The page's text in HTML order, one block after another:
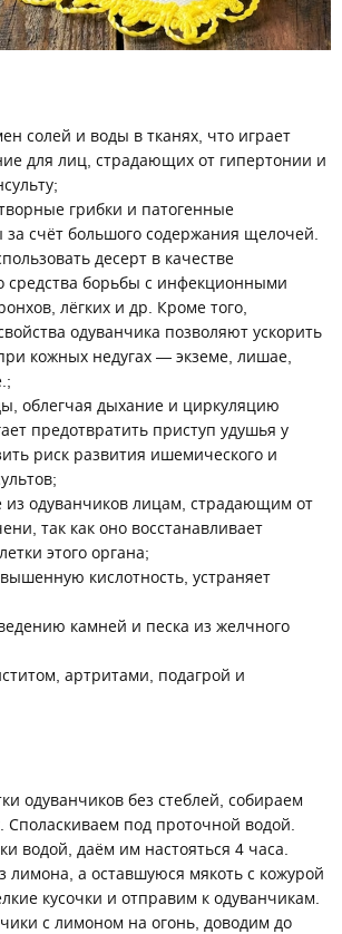
солей и воды в тканях, что играет
для лиц, страдающих от гипертонии и
грибки и патогенные
счёт большого содержания щелочей.
десерт в качестве
средства борьбы с инфекционными
лёгких и др. Кроме того,
одуванчика позволяют ускорить
кожных недугах — экземе, лишае,
облегчая дыхание и циркуляцию
предотвратить приступ удушья у
риск развития ишемического и
из одуванчиков лицам, страдающим от
так как оно восстанавливает
этого органа;
кислотность, устраняет
камней и песка из желчного
артритами, подагрой и
одуванчиков без стеблей, собираем
Споласкиваем под проточной водой.
водой, даём им настояться 4 часа.
лимона, а оставшуюся мякоть с кожурой
кусочки и отправим к одуванчикам.
с лимоном на огонь, доводим до